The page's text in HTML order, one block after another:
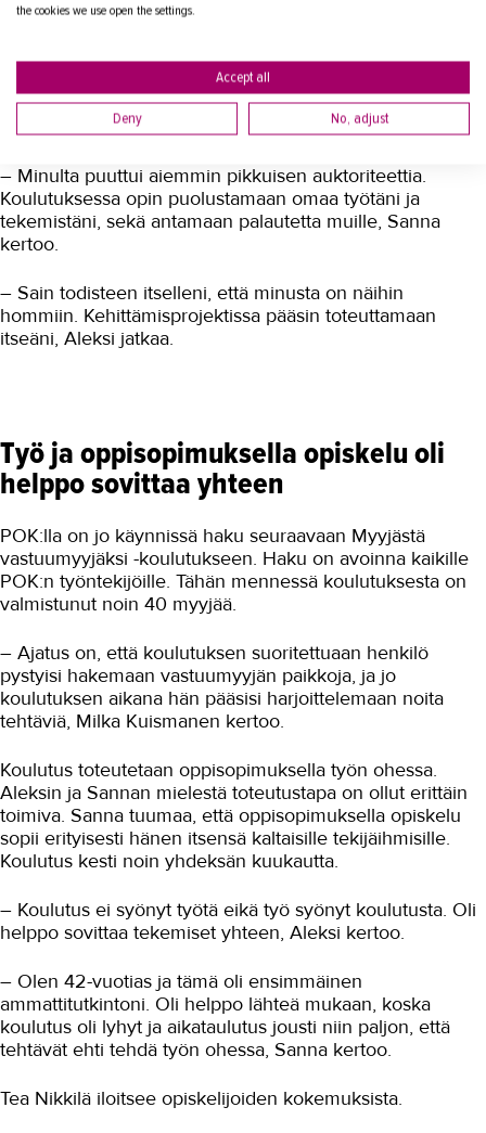
innostusta töihin, Sanna kertoo.
Mikä parasta, Sanna ja Aleksi kertovat koulutuksen
luoneen myös lisää uskoa itseen.
– Minulta puuttui aiemmin pikkuisen auktoriteettia.
Koulutuksessa opin puolustamaan omaa työtäni ja
tekemistäni, sekä antamaan palautetta muille, Sanna
kertoo.
– Sain todisteen itselleni, että minusta on näihin
hommiin. Kehittämisprojektissa pääsin toteuttamaan
itseäni, Aleksi jatkaa.
Työ ja oppisopimuksella opiskelu oli
helppo sovittaa yhteen
POK:lla on jo käynnissä haku seuraavaan Myyjästä
vastuumyyjäksi -koulutukseen. Haku on avoinna kaikille
POK:n työntekijöille. Tähän mennessä koulutuksesta on
valmistunut noin 40 myyjää.
– Ajatus on, että koulutuksen suoritettuaan henkilö
pystyisi hakemaan vastuumyyjän paikkoja, ja jo
koulutuksen aikana hän pääsisi harjoittelemaan noita
tehtäviä, Milka Kuismanen kertoo.
Koulutus toteutetaan oppisopimuksella työn ohessa.
Aleksin ja Sannan mielestä toteutustapa on ollut erittäin
toimiva. Sanna tuumaa, että oppisopimuksella opiskelu
sopii erityisesti hänen itsensä kaltaisille tekijäihmisille.
Koulutus kesti noin yhdeksän kuukautta.
– Koulutus ei syönyt työtä eikä työ syönyt koulutusta. Oli
helppo sovittaa tekemiset yhteen, Aleksi kertoo.
– Olen 42-vuotias ja tämä oli ensimmäinen
ammattitutkintoni. Oli helppo lähteä mukaan, koska
koulutus oli lyhyt ja aikataulutus jousti niin paljon, että
tehtävät ehti tehdä työn ohessa, Sanna kertoo.
Tea Nikkilä iloitsee opiskelijoiden kokemuksista.
the cookies we use open the settings.
Accept all
Deny No, adjust